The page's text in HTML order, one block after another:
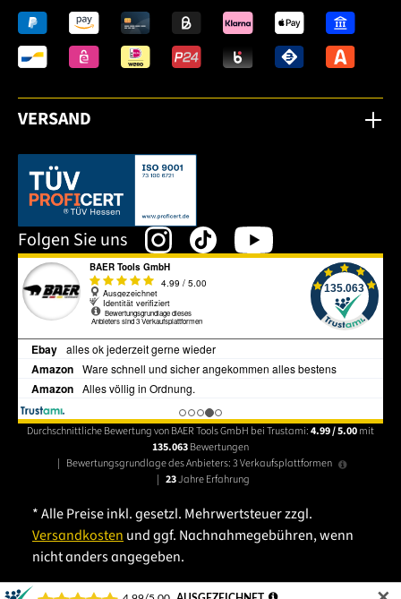
VERSAND
Dieser Link öffnet sich in einem neuen Tab.
Folgen Sie uns
Durchschnittliche Bewertung von BAER Tools GmbH bei Trustami:4.99 / 5.00mit
135.063Bewertungen
| Bewertungsgrundlage des Anbieters: 3 Verkaufsplattformen
| 23Jahre Erfahrung
* Alle Preise inkl. gesetzl. Mehrwertsteuer zzgl.
Versandkosten und ggf. Nachnahmegebühren, wenn
nicht anders angegeben.